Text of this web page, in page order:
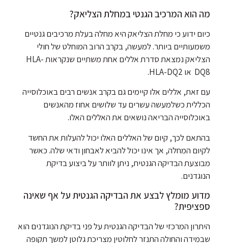
מה הוא המרכיב הגנטי במחלת הצליאק?
כיום ידוע כי מחלת הצליאק היא מחלה בעלת מרכיבים גנטיים
משמעותיים ביותר. למעשה, בקרב הרוב המוחלט של חולי
הצליאק נמצאת סדרת אללים אחת משתיים שנקראות HLA-
DQ8 או HLA-DQ2.
עם זאת, אללים אלו קיימים גם בקרב אנשים רבים באוכלוסייה
הכללית כשלמעשה עשרים עד שלושים אחוז מהאנשים
באוכלוסייה הבריאה נושאים את האללים האלו.
בהתאם לכך, קיום של האללים האלו יכול להעלות את החשד
לקיום המחלה, אך אינו יכול להביא לאבחון ודאי שלה. כאשר
מבוצעת הבדיקה הגנטית, ניתן לוותר על ביצוע בדיקת
הנוגדנים.
מדוע מומלץ לבצע את הבדיקה הגנטית על אף שאינה
ספציפית?
היתרון המרכזי של הבדיקה הגנטית על פני בדיקת הנוגדנים הוא
שבמידה והחולה התנזר לחלוטין מצריכת גלוטן למשך תקופה